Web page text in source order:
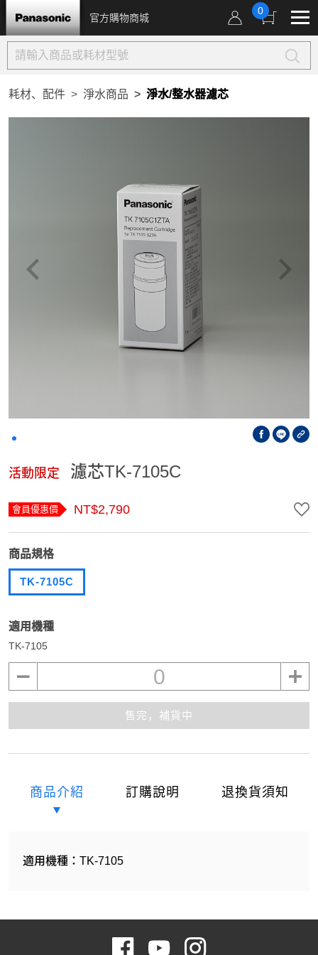
官方購物商城
0
耗材、配件 淨水商品 淨水/整水器濾芯
活動限定 濾芯TK-7105C
會員優惠價 NT$2,790
商品規格
TK-7105C
適用機種
TK-7105
0
售完，補貨中
商品介紹 訂購說明 退換貨須知
適用機種：TK-7105